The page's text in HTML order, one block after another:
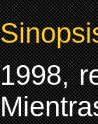
1998,